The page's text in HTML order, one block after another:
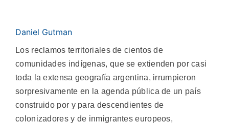
Daniel Gutman
Los reclamos territoriales de cientos de
comunidades indígenas, que se extienden por casi
toda la extensa geografía argentina, irrumpieron
sorpresivamente en la agenda pública de un país
construido por y para descendientes de
colonizadores y de inmigrantes europeos,